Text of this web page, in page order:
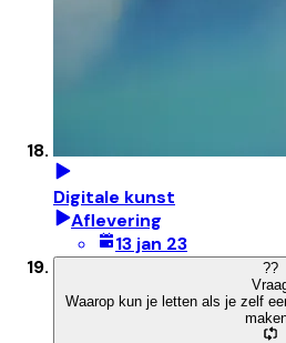
Digitale kunst
Aflevering
13 jan 23
??
Waarop kun je letten als je zelf